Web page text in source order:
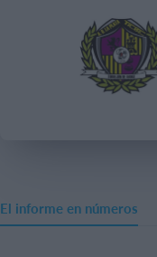
El informe en números